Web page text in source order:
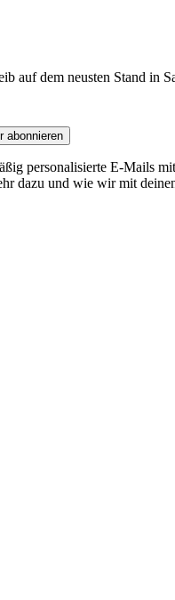
auf dem neusten Stand in
abonnieren
personalisierte E-Mails
dazu und wie wir mit